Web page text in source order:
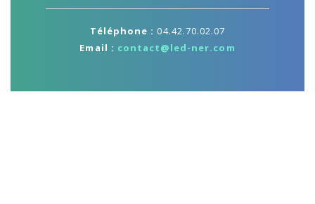
Téléphone : 04.42.70.02.07
Email : contact@led-ner.com